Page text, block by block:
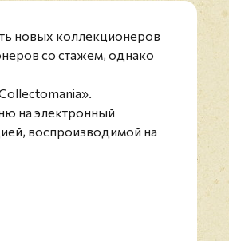
новых коллекционеров
со стажем, однако
на электронный
воспроизводимой на